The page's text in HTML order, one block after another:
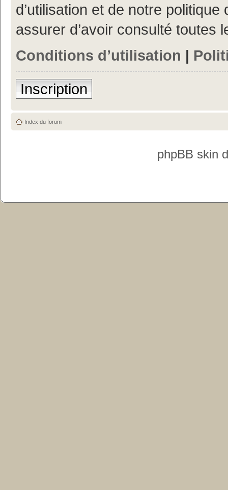
d’utilisation et de notre
assurer d’avoir consulté toutes
Conditions d’utilisation |
Inscription
Index du forum
phpBB skin